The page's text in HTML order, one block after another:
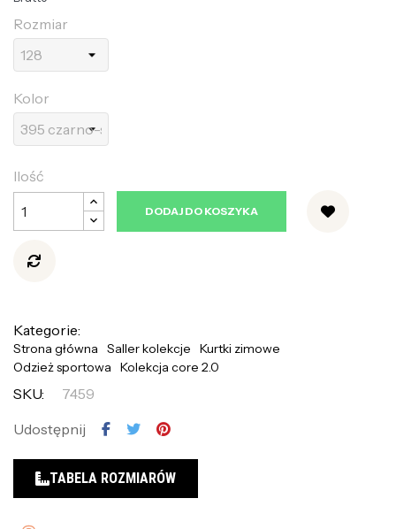
Rozmiar
Kolor
Ilość
DODAJ DO KOSZYKA
Kategorie:
Strona główna Saller kolekcje
Kurtki zimowe
Odzież sportowa
Kolekcja core 2.0
SKU:
7459
Udostępnij
TABELA ROZMIARÓW